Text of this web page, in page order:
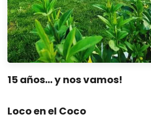
15 años… y nos vamos!
Loco en el Coco